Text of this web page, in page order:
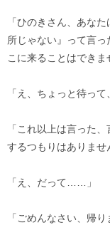
「ひのきさん、あな
所じゃない』って言っ
こに来ることはできま
「え、ちょっと待っ
「これ以上は言った
するつもりはありませ
「え、だって……」
「ごめんなさい、帰り